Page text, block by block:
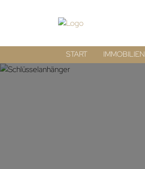
START IMMOBILIEN